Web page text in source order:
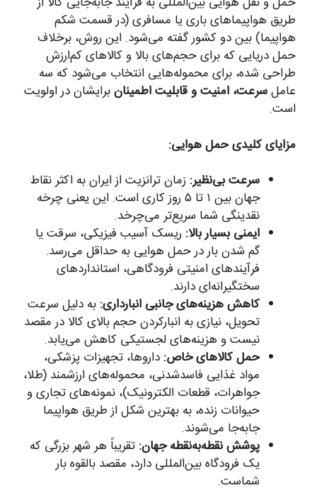
طریق هواپیماهای باری یا مسافری (در قسمت شکم
هواپیما) بین دو کشور گفته می‌شود. این روش، برخلاف
حمل دریایی که برای حجم‌های بالا و کالاهای کم‌ارزش
طراحی شده، برای محموله‌هایی انتخاب می‌شود که سه
عاملسرعت، امنیت و قابلیت اطمینانبرایشان در اولویت
است.
مزایای کلیدی حمل هوایی:
سرعت بی‌نظیر:زمان ترانزیت از ایران به اکثر نقاط
جهان بین ۱ تا ۵ روز کاری است. این یعنی چرخه
نقدینگی شما سریع‌تر می‌چرخد.
ایمنی بسیار بالا:ریسک آسیب فیزیکی، سرقت یا
گم شدن بار در حمل هوایی به حداقل می‌رسد.
فرآیندهای امنیتی فرودگاهی، استانداردهای
سختگیرانه‌ای دارند.
کاهش هزینه‌های جانبی انبارداری:به دلیل سرعت
تحویل، نیازی به انبارکردن حجم بالای کالا در مقصد
نیست و هزینه‌های لجستیکی کاهش می‌یابد.
حمل کالاهای خاص:داروها، تجهیزات پزشکی،
مواد غذایی فاسدشدنی، محموله‌های ارزشمند (طلا،
جواهرات، قطعات الکترونیک)، نمونه‌های تجاری و
حیوانات زنده، به بهترین شکل از طریق هواپیما
جابه‌جا می‌شوند.
پوشش نقطه‌به‌نقطه جهان:تقریباً هر شهر بزرگی که
یک فرودگاه بین‌المللی دارد، مقصد بالقوه بار
شماست.